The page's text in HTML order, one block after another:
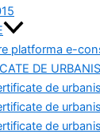
platforma e-
DE
de
de
de